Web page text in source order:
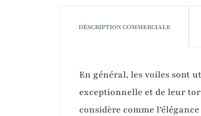
DÉSCRIPTION COMMERCIALE
En général, les voiles sont
exceptionnelle et de leur
considère comme